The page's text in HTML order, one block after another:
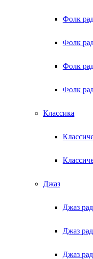
Фолк
Фолк
Фолк
Фолк
Классика
Джаз
Джаз
Джаз
Джаз